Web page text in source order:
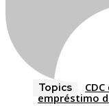
Topics
empréstimo